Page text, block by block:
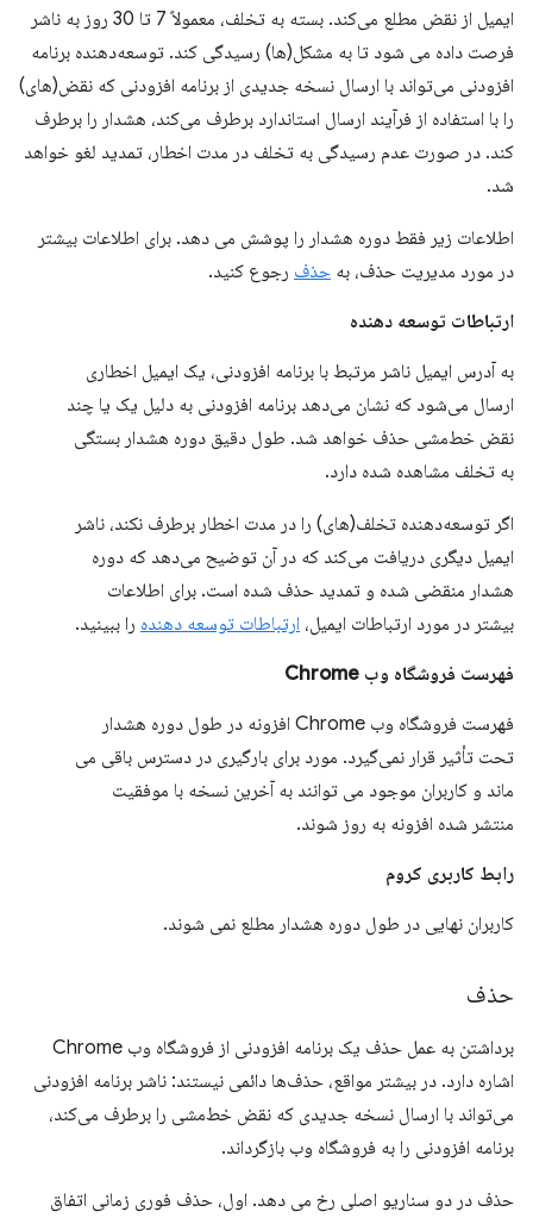
ایمیل از نقض مطلع می‌کند. بسته به تخلف، معمولاً 7 تا 30 روز به ناشر
فرصت داده می شود تا به مشکل(ها) رسیدگی کند. توسعه‌دهنده برنامه
افزودنی می‌تواند با ارسال نسخه جدیدی از برنامه افزودنی که نقض(های)
را با استفاده از فرآیند ارسال استاندارد برطرف می‌کند، هشدار را برطرف
کند. در صورت عدم رسیدگی به تخلف در مدت اخطار، تمدید لغو خواهد
شد.
اطلاعات زیر فقط دوره هشدار را پوشش می دهد. برای اطلاعات بیشتر
در مورد مدیریت حذف، به حذف رجوع کنید.
ارتباطات توسعه دهنده
به آدرس ایمیل ناشر مرتبط با برنامه افزودنی، یک ایمیل اخطاری
ارسال می‌شود که نشان می‌دهد برنامه افزودنی به دلیل یک یا چند
نقض خط‌مشی حذف خواهد شد. طول دقیق دوره هشدار بستگی
به تخلف مشاهده شده دارد.
اگر توسعه‌دهنده تخلف(های) را در مدت اخطار برطرف نکند، ناشر
ایمیل دیگری دریافت می‌کند که در آن توضیح می‌دهد که دوره
هشدار منقضی شده و تمدید حذف شده است. برای اطلاعات
بیشتر در مورد ارتباطات ایمیل، ارتباطات توسعه دهنده را ببینید.
فهرست فروشگاه وب Chrome
فهرست فروشگاه وب Chrome افزونه در طول دوره هشدار
تحت تأثیر قرار نمی‌گیرد. مورد برای بارگیری در دسترس باقی می
ماند و کاربران موجود می توانند به آخرین نسخه با موفقیت
منتشر شده افزونه به روز شوند.
رابط کاربری کروم
کاربران نهایی در طول دوره هشدار مطلع نمی شوند.
حذف
برداشتن به عمل حذف یک برنامه افزودنی از فروشگاه وب Chrome
اشاره دارد. در بیشتر مواقع، حذف‌ها دائمی نیستند: ناشر برنامه افزودنی
می‌تواند با ارسال نسخه جدیدی که نقض خط‌مشی را برطرف می‌کند،
برنامه افزودنی را به فروشگاه وب بازگرداند.
حذف در دو سناریو اصلی رخ می دهد. اول، حذف فوری زمانی اتفاق